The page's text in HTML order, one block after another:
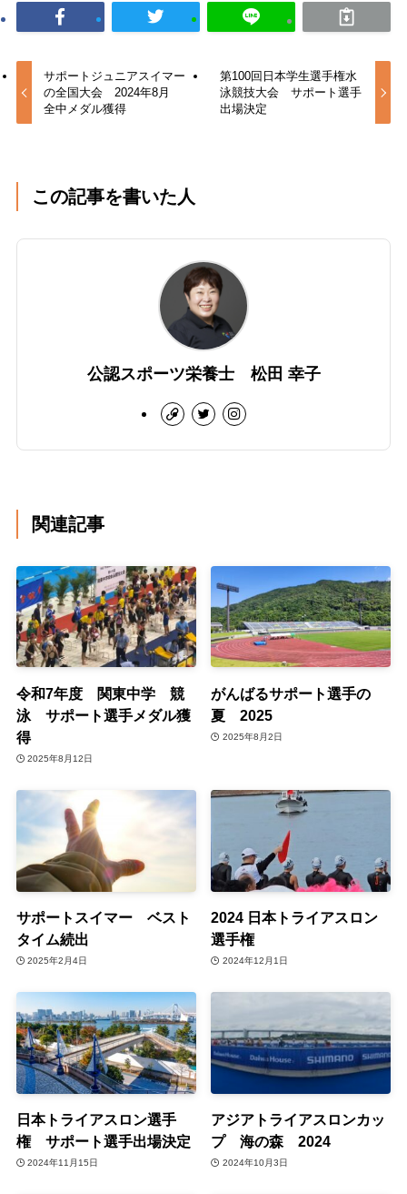
サポートジュニアスイマー
の全国大会 2024年8月
全中メダル獲得
第100回日本学生選手権水
泳競技大会 サポート選手
出場決定
この記事を書いた人
公認スポーツ栄養士 松田 幸子
関連記事
令和7年度 関東中学 競
泳 サポート選手メダル獲
得
2025年8月12日
がんばるサポート選手の
夏 2025
2025年8月2日
サポートスイマー ベスト
タイム続出
2025年2月4日
2024 日本トライアスロン
選手権
2024年12月1日
日本トライアスロン選手
権 サポート選手出場決定
2024年11月15日
アジアトライアスロンカッ
プ 海の森 2024
2024年10月3日